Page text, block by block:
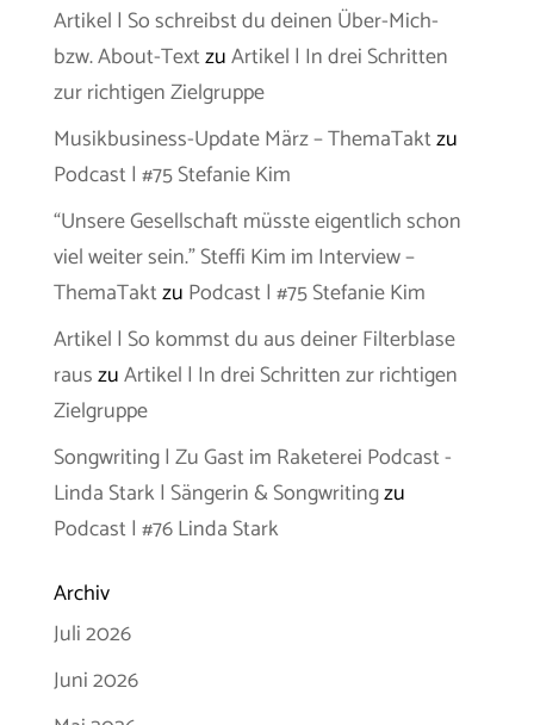
Artikel | So schreibst du deinen Über-Mich-
bzw. About-TextzuArtikel | In drei Schritten
zur richtigen Zielgruppe
Musikbusiness-Update März – ThemaTaktzu
Podcast | #75 Stefanie Kim
“Unsere Gesellschaft müsste eigentlich schon
viel weiter sein.” Steffi Kim im Interview –
ThemaTaktzu Podcast | #75 Stefanie Kim
Artikel | So kommst du aus deiner Filterblase
rauszuArtikel | In drei Schritten zur richtigen
Zielgruppe
Songwriting | Zu Gast im Raketerei Podcast -
Linda Stark | Sängerin & Songwritingzu
Podcast | #76 Linda Stark
Archiv
Juli 2026
Juni 2026